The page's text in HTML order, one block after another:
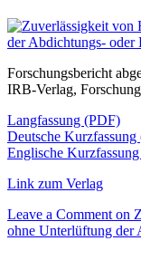
Forschungsbericht
IRB-Verlag,
Langfassung (PDF)
Deutsche
Englische
Link zum Verlag
Leave a Comment on
ohne Unterlüftung der